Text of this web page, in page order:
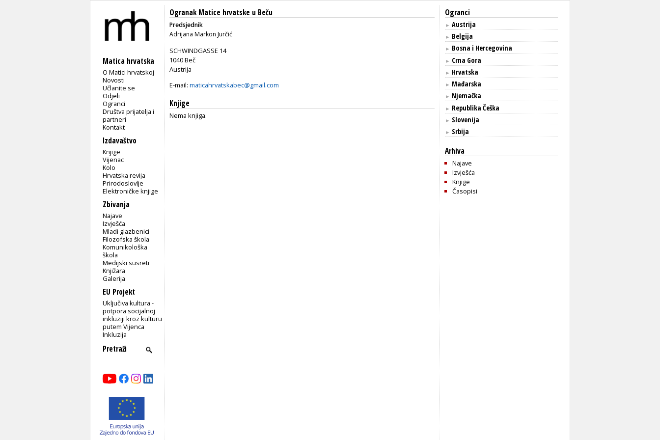
Matica hrvatska
O Matici hrvatskoj
Novosti
Učlanite se
Odjeli
Ogranci
Društva prijatelja i
partneri
Kontakt
Izdavaštvo
Knjige
Vijenac
Kolo
Hrvatska revija
Prirodoslovlje
Elektroničke knjige
Zbivanja
Najave
Izvješća
Mladi glazbenici
Filozofska škola
Komunikološka
škola
Medijski susreti
Knjižara
Galerija
EU Projekt
Uključiva kultura -
potpora socijalnoj
inkluziji kroz kulturu
putem Vijenca
Inkluzija
Ogranak Matice hrvatske u Beču
Predsjednik
Adrijana Markon Jurčić
SCHWINDGASSE 14
1040 Beč
Austrija
E-mail: maticahrvatskabec@gmail.com
Knjige
Nema knjiga.
Ogranci
► Austrija
► Belgija
► Bosna i Hercegovina
► Crna Gora
► Hrvatska
► Mađarska
► Njemačka
► Republika Češka
► Slovenija
► Srbija
Arhiva
Najave
Izvješća
Knjige
Časopisi